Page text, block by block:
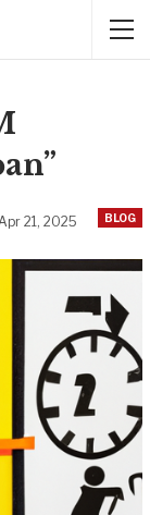
BLOG
21, 2025